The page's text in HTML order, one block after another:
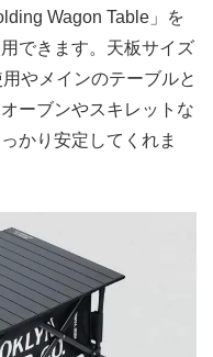
Wagon Table」を
できます。天板サイズ
やメインのテーブルと
ーブンやスキレットな
かり安定してくれま